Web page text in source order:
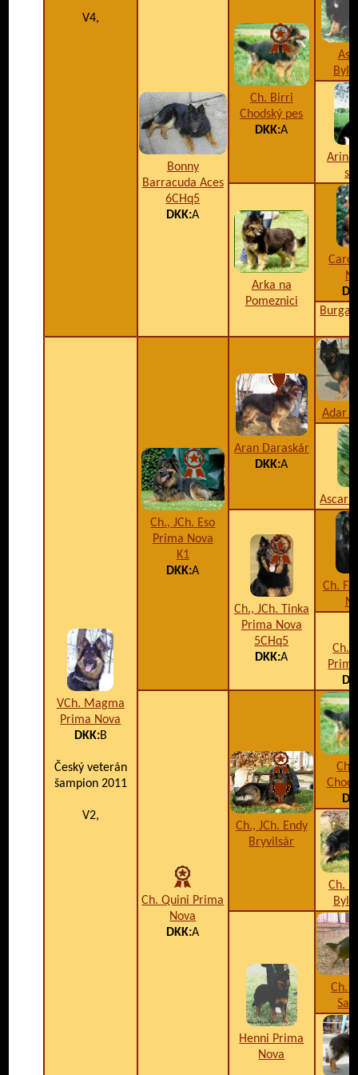
V4,
Bonny
Barracuda Aces
6CHq5
DKK:A
Ch. Birri
Chodský pes
DKK:A
Arina
Arka na
Pomeznici
Caro
Burga
VCh. Magma
Prima Nova
DKK:B
Český veterán
šampion 2011
V2,
Ch., JCh. Eso
Prima Nova
K1
DKK:A
Aran Daraskár
DKK:A
Adar
Ch., JCh. Tinka
Prima Nova
5CHq5
DKK:A
Ch.
Ch.
Ch. Quini Prima
Nova
DKK:A
Ch., JCh. Endy
Bryvilsár
Ch.
Ch.
Henni Prima
Nova
Ch.